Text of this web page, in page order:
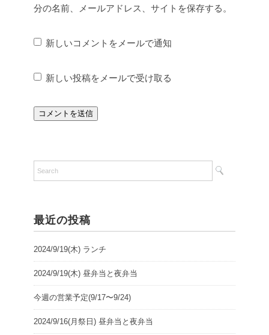
分の名前、メールアドレス、サイトを保存する。
新しいコメントをメールで通知
新しい投稿をメールで受け取る
最近の投稿
2024/9/19(木) ランチ
2024/9/19(木) 昼弁当と夜弁当
今週の営業予定(9/17〜9/24)
2024/9/16(月祭日) 昼弁当と夜弁当